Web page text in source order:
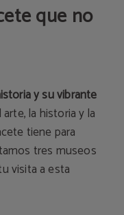
que no
y su vibrante
la historia y la
tiene para
tres museos
visita a esta